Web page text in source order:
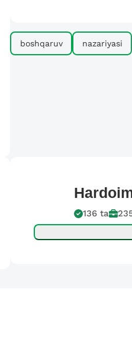
boshqaruv nazariyasi
136 ta